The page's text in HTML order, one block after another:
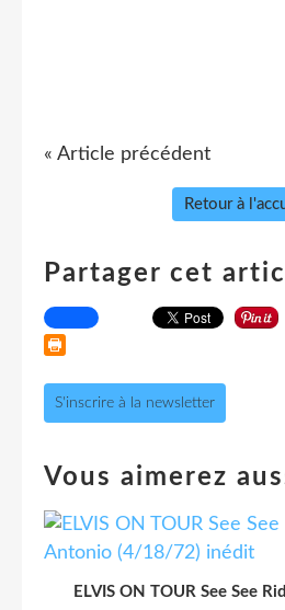
« Article précédent
Retour à
Partager cet
S'inscrire à la newsletter
Vous aimerez
ELVIS ON TOUR See See